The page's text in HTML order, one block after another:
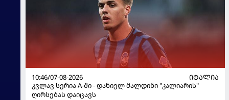
10:46/07-08-2026
ᲘᲢᲐᲚᲘᲐ
კვლავ სერია A-ში - დანიელ მალდინი "კალიარის"
ღირსებას დაიცავს